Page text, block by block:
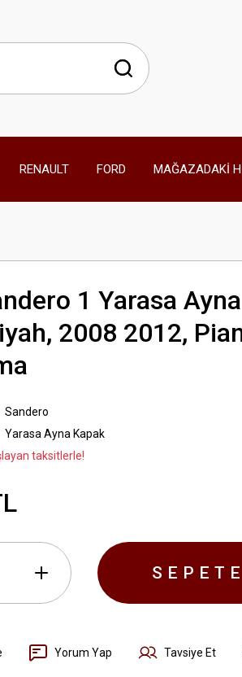
RENAULT FORD MAĞAZADAKİ
1 Yarasa
2008 2012,
Sandero
Yarasa Ayna Kapak
taksitlerle!
Yorum Yap Tavsiye Et